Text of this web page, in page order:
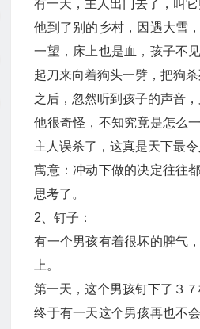
有一天，主人出门去了，叫它
他到了别的乡村，因遇大雪
一望，床上也是血，孩子不
起刀来向着狗头一劈，把狗杀
之后，忽然听到孩子的声音
他很奇怪，不知究竟是怎么
主人误杀了，这真是天下最令
寓意：冲动下做的决定往往
思考了。
2、钉子：
有一个男孩有着很坏的脾气
上。
第一天，这个男孩钉下了３
终于有一天这个男孩再也不